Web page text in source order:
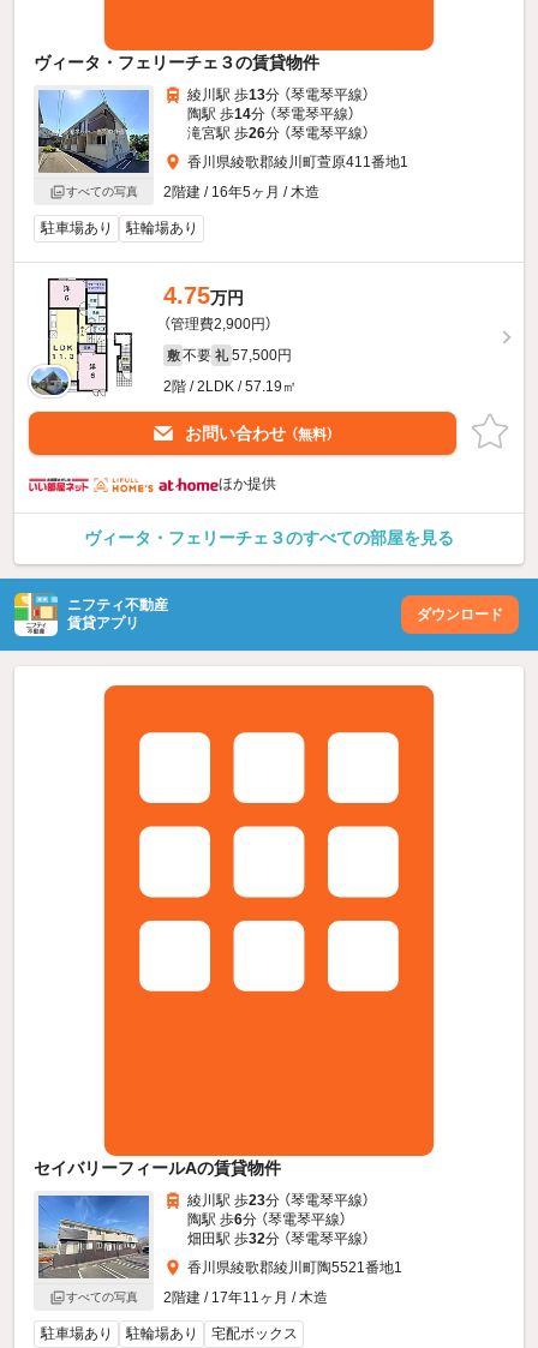
ヴィータ・フェリーチェ３の賃貸物件
すべての写真
綾川駅 歩13分 （琴電琴平線）
陶駅 歩14分 （琴電琴平線）
滝宮駅 歩26分 （琴電琴平線）
香川県綾歌郡綾川町萱原411番地1
2階建 / 16年5ヶ月 / 木造
駐車場あり 駐輪場あり
4.75万円
（管理費2,900円）
敷 不要 礼 57,500円
2階 / 2LDK / 57.19㎡
お問い合わせ （無料）
ほか提供
ヴィータ・フェリーチェ３のすべての部屋を見る
ニフティ不動産
賃貸アプリ
ダウンロード
セイバリーフィールAの賃貸物件
すべての写真
綾川駅 歩23分 （琴電琴平線）
陶駅 歩6分 （琴電琴平線）
畑田駅 歩32分 （琴電琴平線）
香川県綾歌郡綾川町陶5521番地1
2階建 / 17年11ヶ月 / 木造
駐車場あり 駐輪場あり 宅配ボックス